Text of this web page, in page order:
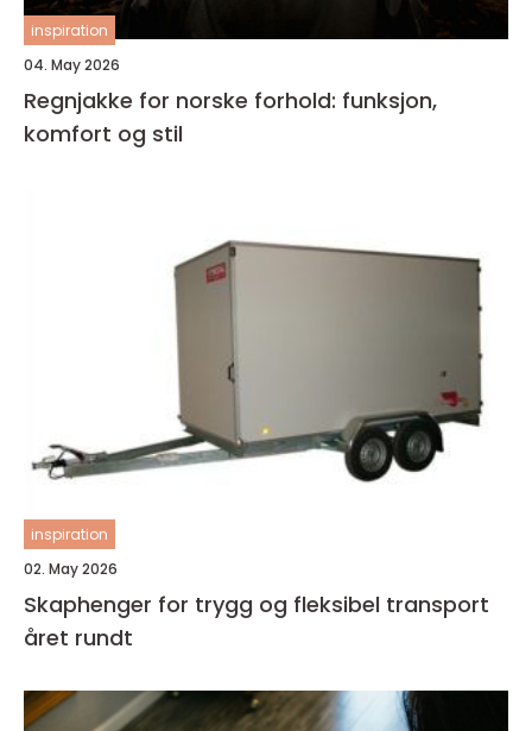
inspiration
04. May 2026
Regnjakke for norske forhold: funksjon,
komfort og stil
inspiration
02. May 2026
Skaphenger for trygg og fleksibel transport
året rundt